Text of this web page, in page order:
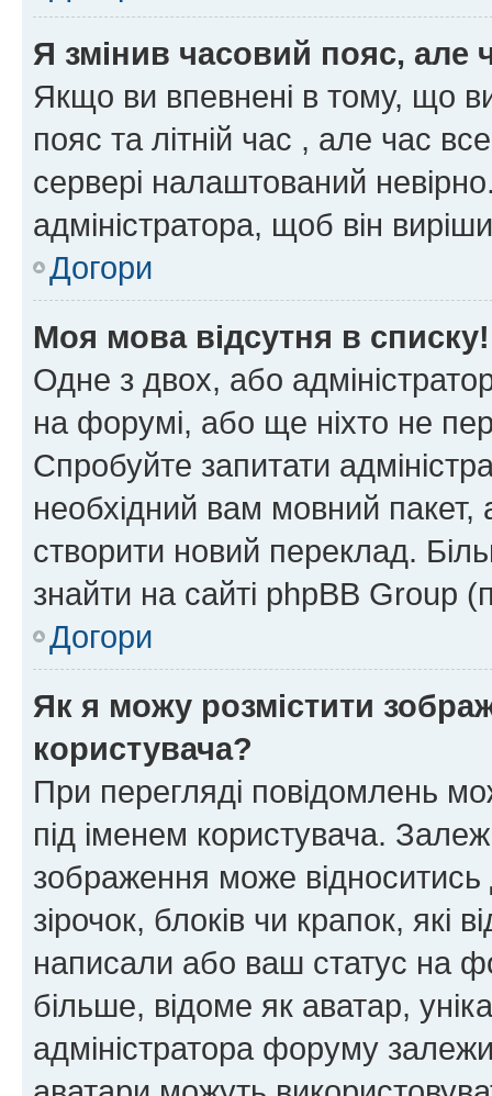
Я змінив часовий пояс, але
Якщо ви впевнені в тому, що
пояс та літній час , але час
сервері налаштований
адміністратора, щоб він
Догори
Моя мова відсутня в списку!
Одне з двох, або
на форумі, або ще ніхто не
Спробуйте запитати
необхідний вам мовний
створити новий переклад.
знайти на сайті phpBB Group
Догори
Як я можу розмістити
користувача?
При перегляді повідомлень
під іменем користувача.
зображення може відноситись
зірочок, блоків чи крапок, які
написали або ваш статус на
більше, відоме як аватар,
адміністратора форуму